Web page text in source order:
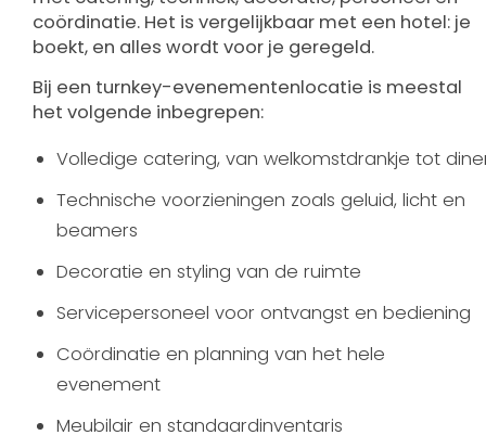
coördinatie. Het is vergelijkbaar met een hotel: je
boekt, en alles wordt voor je geregeld.
Bij een turnkey-evenementenlocatie is meestal
het volgende inbegrepen:
Volledige catering, van welkomstdrankje tot
Technische voorzieningen zoals geluid, licht en
beamers
Decoratie en styling van de ruimte
Servicepersoneel voor ontvangst en bediening
Coördinatie en planning van het hele
evenement
Meubilair en standaardinventaris